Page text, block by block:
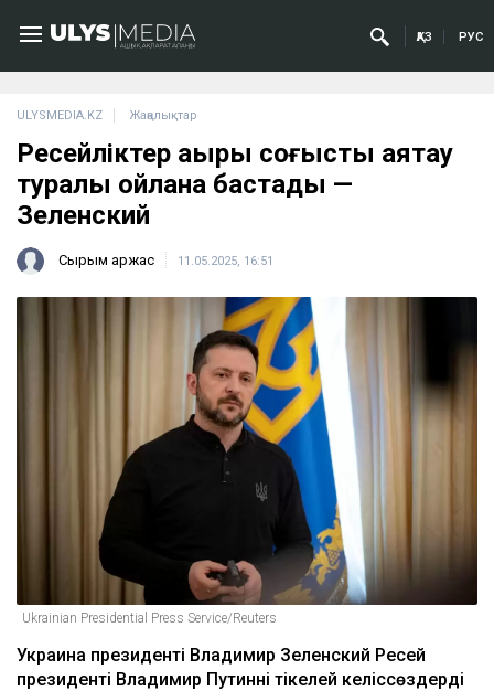
ҚАЗ РУС
ULYSMEDIA.KZ Жаңалықтар
Ресейліктер ақыры соғысты аяқтау
туралы ойлана бастады —
Зеленский
Сырым Қаржас 11.05.2025, 16:51
Ukrainian Presidential Press Service/Reuters
Украина президенті Владимир Зеленский Ресей
президенті Владимир Путиннің тікелей келіссөздерді